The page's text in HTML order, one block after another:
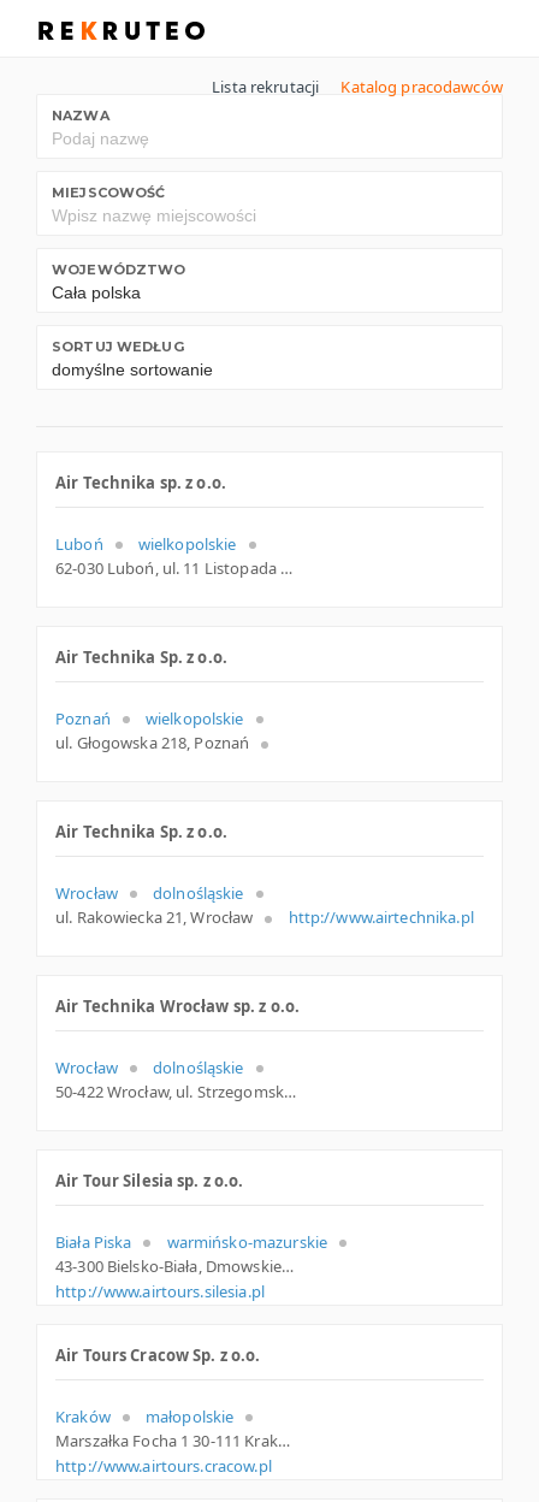
Lista rekrutacji Katalog pracodawców
NAZWA
MIEJSCOWOŚĆ
WOJEWÓDZTWO
SORTUJ WEDŁUG
Air Technika sp. z o.o.
Luboń
wielkopolskie
62-030 Luboń, ul. 11 Listopada 33, wielkopolskie
Air Technika Sp. z o.o.
Poznań
wielkopolskie
ul. Głogowska 218, Poznań
Air Technika Sp. z o.o.
Wrocław
dolnośląskie
ul. Rakowiecka 21, Wrocław
http://www.airtechnika.pl
Air Technika Wrocław sp. z o.o.
Wrocław
dolnośląskie
50-422 Wrocław, ul. Strzegomska 48 A, dolnośląskie
Air Tour Silesia sp. z o.o.
Biała Piska
warmińsko-mazurskie
43-300 Bielsko-Biała, Dmowskiego 14, śląskie
http://www.airtours.silesia.pl
Air Tours Cracow Sp. z o.o.
Kraków
małopolskie
Marszałka Focha 1 30-111 Kraków Polska
http://www.airtours.cracow.pl